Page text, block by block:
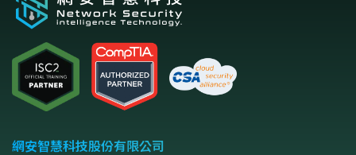
網安智慧科技股份有限公司